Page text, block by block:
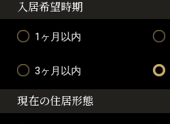
入居希望時期
1ヶ月以内
3ヶ月以内
現在の住居形態